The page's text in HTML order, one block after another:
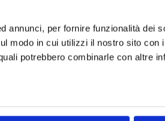
annunci, per fornire funzionalità dei
modo in cui utilizzi il nostro sito con
potrebbero combinarle con altre
offerti.
Rimani sempre